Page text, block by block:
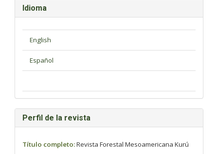
Idioma
Perfil de la revista
Título completo:Revista Forestal Mesoamericana Kurú